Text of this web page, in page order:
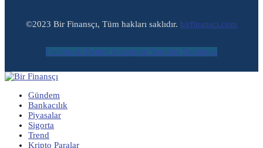
©2023 Bir Finansçı, Tüm hakları saklıdır. birfinansci.com
Facebook Twitter Instagram Youtube Envelope
Gündem
Bankacılık
Piyasalar
Sigorta
Trend
Kripto Paralar